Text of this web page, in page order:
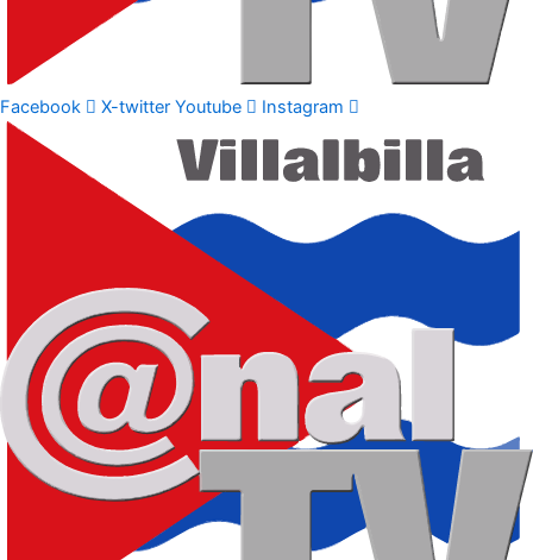
Facebook X-twitter Youtube Instagram